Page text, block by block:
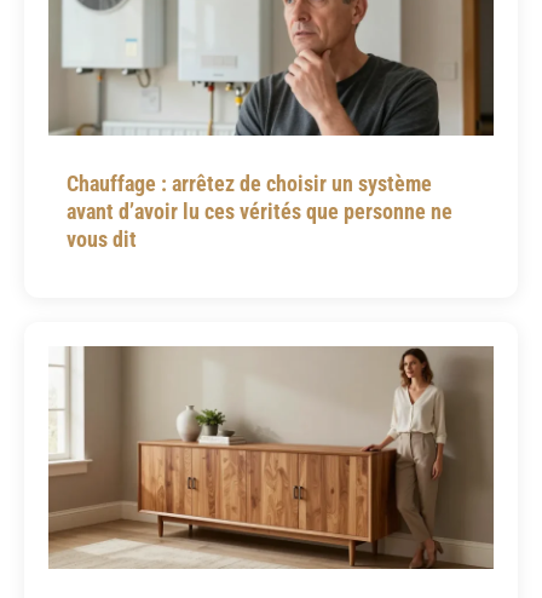
Chauffage : arrêtez de choisir un système
avant d’avoir lu ces vérités que personne ne
vous dit